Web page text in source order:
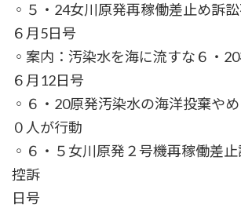
◦５・24女川原発再稼働差止め訴
６月5日号
◦案内：汚染水を海に流すな６・
６月12日号
◦６・20原発汚染水の海洋投棄や
０人が行動 ７月
◦６・５女川原発２号機再稼働差
控訴 ７
日号